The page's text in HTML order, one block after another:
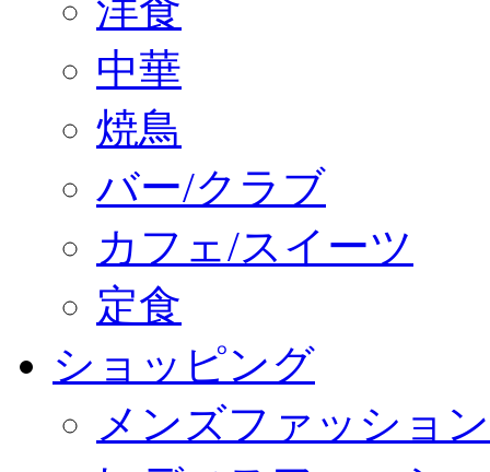
洋食
中華
焼鳥
バー/クラブ
カフェ/スイーツ
定食
ショッピング
メンズファッション